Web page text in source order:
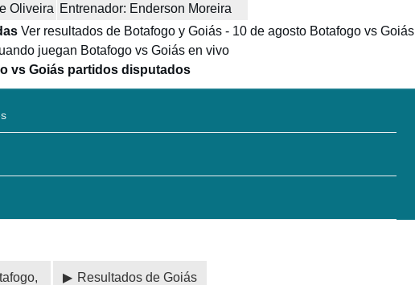
Oliveira Entrenador: Enderson Moreira
Ver resultados de Botafogo y Goiás - 10 de agosto Botafogo vs Goiás
juegan Botafogo vs Goiás en vivo
vs Goiás partidos disputados
Resultados de Goiás